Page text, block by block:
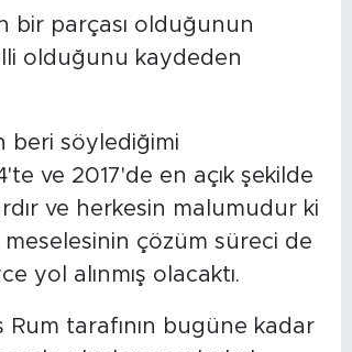
bir parçası olduğunun
olduğunu kaydeden
beri söylediğimi
ve 2017'de en açık şekilde
ve herkesin malumudur ki
meselesinin çözüm süreci de
yol alınmış olacaktı.
Rum tarafının bugüne kadar